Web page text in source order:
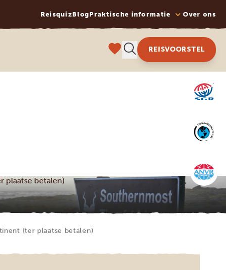
ReisquizBlogPraktische informatie Over ons
REISVOORSTEL
plaatse betalen)
(ter plaatse betalen)